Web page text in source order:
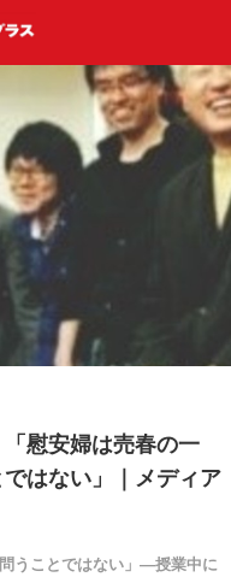
慰安婦は売春の一
はない」｜メディア
うことではない」―授業中に